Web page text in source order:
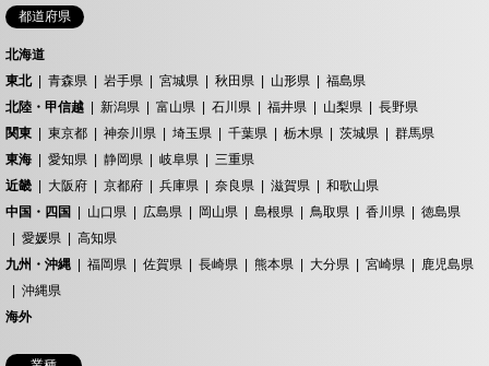
都道府県
北海道
東北
青森県 岩手県 宮城県 秋田県 山形県
福島県
北陸・甲信越
新潟県 富山県 石川県 福井県 山梨県
長野県
関東
東京都 神奈川県 埼玉県 千葉県 栃木県 茨城県
群馬県
東海
愛知県 静岡県 岐阜県
三重県
近畿
大阪府 京都府 兵庫県 奈良県 滋賀県
和歌山県
中国・四国
山口県 広島県 岡山県 島根県 鳥取県 香川県
徳島県
愛媛県
高知県
九州・沖縄
福岡県 佐賀県 長崎県 熊本県 大分県 宮崎県
鹿児島県
沖縄県
海外